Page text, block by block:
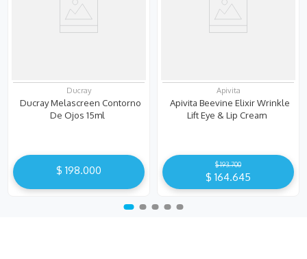
Ducray
Ducray Melascreen Contorno
De Ojos 15ml
$ 198.000
Apivita
Apivita Beevine Elixir Wrinkle
Lift Eye & Lip Cream
$193.700
$ 164.645